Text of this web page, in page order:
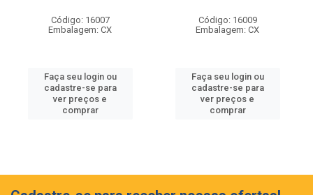
Código: 16007
Embalagem: CX
Faça seu login ou
cadastre-se para
ver preços e
comprar
Código: 16009
Embalagem: CX
Faça seu login ou
cadastre-se para
ver preços e
comprar